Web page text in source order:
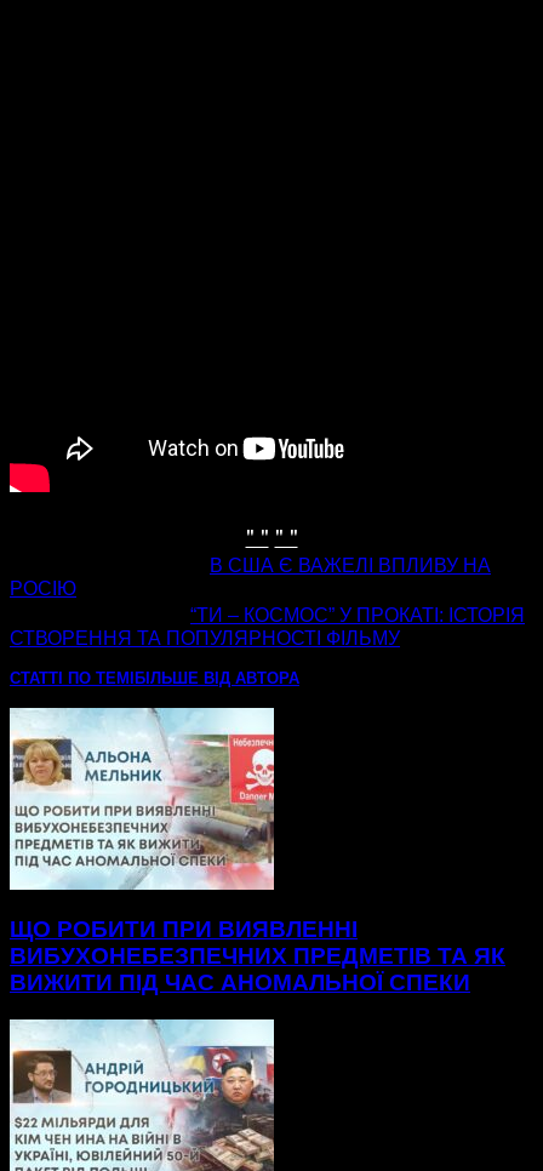
" " " "
В США Є ВАЖЕЛІ ВПЛИВУ НА
РОСІЮ
“ТИ – КОСМОС” У ПРОКАТІ: ІСТОРІЯ
СТВОРЕННЯ ТА ПОПУЛЯРНОСТІ ФІЛЬМУ
СТАТТІ ПО ТЕМІ БІЛЬШЕ ВІД АВТОРА
ЩО РОБИТИ ПРИ ВИЯВЛЕННІ
ВИБУХОНЕБЕЗПЕЧНИХ ПРЕДМЕТІВ ТА ЯК
ВИЖИТИ ПІД ЧАС АНОМАЛЬНОЇ СПЕКИ